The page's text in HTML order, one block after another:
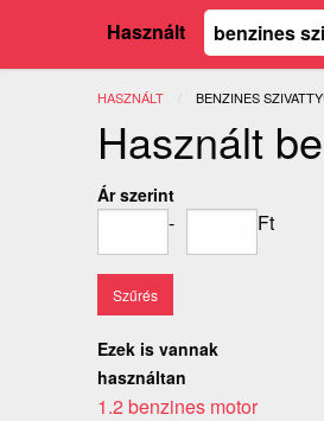
Használt
HASZNÁLT JELENLEGI:
BENZINES
Használt
Ár szerint
- Ft
Ezek is vannak
használtan
1.2 benzines motor